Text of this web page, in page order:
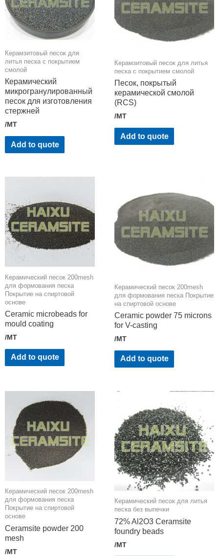
Керамзитовый песок для
литья песка с покрытием
смолой
Керамический
микрогранулированный
песок для изготовления
стержней
/MT
Add to quote
Керамзитовый песок для литья
песка с покрытием смолой
Песок, покрытый
керамической смолой
(RCS)
/MT
Add to quote
Керамический песок 200mesh
для формования песка
Покрытие на спиртовой
основе
Ceramic microbeads for
mould coating
/MT
Add to quote
Керамический песок 200mesh
для формования песка Покрытие
на спиртовой основе
Ceramic powder 75 microns
for V-casting
/MT
Add to quote
Керамический песок 200mesh
для формования песка
Покрытие на спиртовой
основе
Ceramsite powder 200
mesh
/MT
Керамический песок для литья
песка без выпечки
72% Al2O3 Ceramsite
foundry beads
/MT